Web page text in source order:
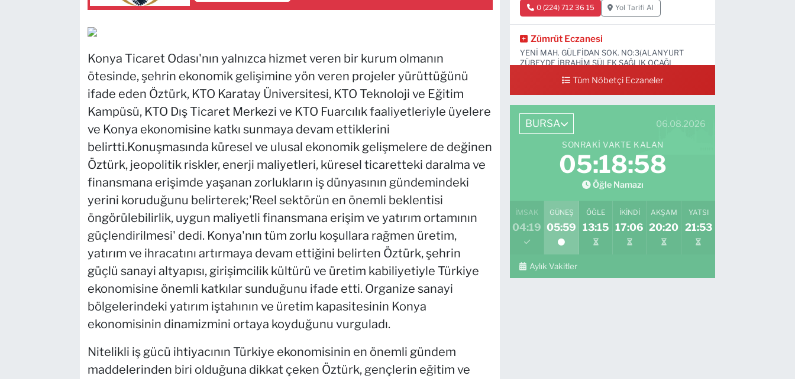
Konya Ticaret Odası'nın yalnızca hizmet veren bir kurum olmanın
ötesinde, şehrin ekonomik gelişimine yön veren projeler yürüttüğünü
ifade eden Öztürk, KTO Karatay Üniversitesi, KTO Teknoloji ve Eğitim
Kampüsü, KTO Dış Ticaret Merkezi ve KTO Fuarcılık faaliyetleriyle üyelere
ve Konya ekonomisine katkı sunmaya devam ettiklerini
belirtti.Konuşmasında küresel ve ulusal ekonomik gelişmelere de değinen
Öztürk, jeopolitik riskler, enerji maliyetleri, küresel ticaretteki daralma ve
finansmana erişimde yaşanan zorlukların iş dünyasının gündemindeki
yerini koruduğunu belirterek;'Reel sektörün en önemli beklentisi
öngörülebilirlik, uygun maliyetli finansmana erişim ve yatırım ortamının
güçlendirilmesi' dedi. Konya'nın tüm zorlu koşullara rağmen üretim,
yatırım ve ihracatını artırmaya devam ettiğini belirten Öztürk, şehrin
güçlü sanayi altyapısı, girişimcilik kültürü ve üretim kabiliyetiyle Türkiye
ekonomisine önemli katkılar sunduğunu ifade etti. Organize sanayi
bölgelerindeki yatırım iştahının ve üretim kapasitesinin Konya
ekonomisinin dinamizmini ortaya koyduğunu vurguladı.
Nitelikli iş gücü ihtiyacının Türkiye ekonomisinin en önemli gündem
maddelerinden biri olduğuna dikkat çeken Öztürk, gençlerin eğitim ve
0 (224) 712 36 15 Yol Tarifi Al
Zümrüt Eczanesi
YENİ MAH. GÜLFİDAN SOK. NO:3(ALANYURT
ZÜBEYDE İBRAHİM SÜLEK SAĞLIK OCAĞI
Tüm Nöbetçi Eczaneler
BURSA 06.08.2026
SONRAKI VAKTE KALAN
05:18:57
Öğle Namazı
İMSAK
04:19
GÜNEŞ
05:59
ÖĞLE
13:15
İKINDI
17:06
AKŞAM
20:20
YATSI
21:53
Aylık Vakitler